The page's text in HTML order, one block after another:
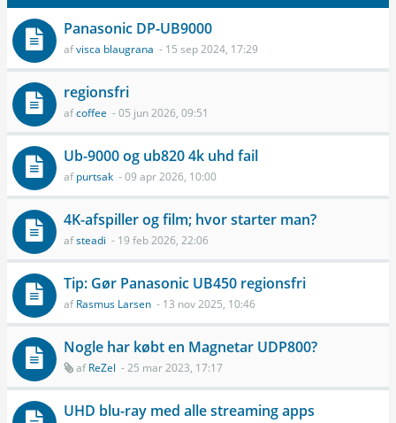
Panasonic DP-UB9000
afvisca blaugrana - 15 sep 2024, 17:29
regionsfri
afcoffee - 05 jun 2026, 09:51
Ub-9000 og ub820 4k uhd fail
afpurtsak - 09 apr 2026, 10:00
4K-afspiller og film; hvor starter man?
afsteadi - 19 feb 2026, 22:06
Tip: Gør Panasonic UB450 regionsfri
afRasmus Larsen - 13 nov 2025, 10:46
Nogle har købt en Magnetar UDP800?
afReZel - 25 mar 2023, 17:17
UHD blu-ray med alle streaming apps